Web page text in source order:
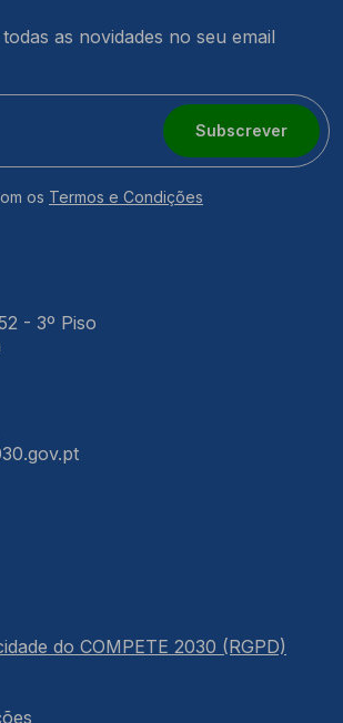
as novidades no seu email
Subscrever
os Termos e Condições
- 3º Piso
do COMPETE 2030 (RGPD)